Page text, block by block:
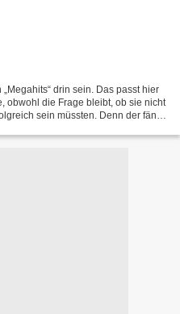
drin sein. Das passt hier
obwohl die Frage bleibt, ob sie nicht
sein müssten. Denn der fängt